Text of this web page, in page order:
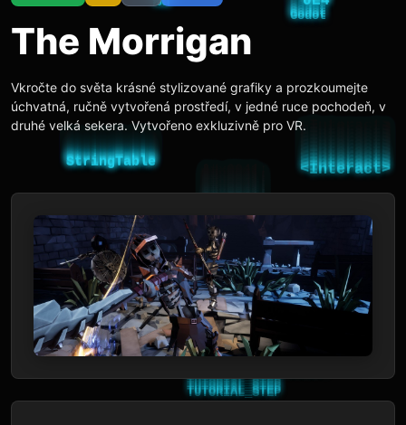
The Morrigan
Vkročte do světa krásné stylizované grafiky a prozkoumejte
úchvatná, ručně vytvořená prostředí, v jedné ruce pochodeň, v
druhé velká sekera. Vytvořeno exkluzivně pro VR.